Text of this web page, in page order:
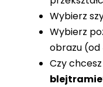
Wybierz
Wybierz
obrazu (od
Czy
blejtramie